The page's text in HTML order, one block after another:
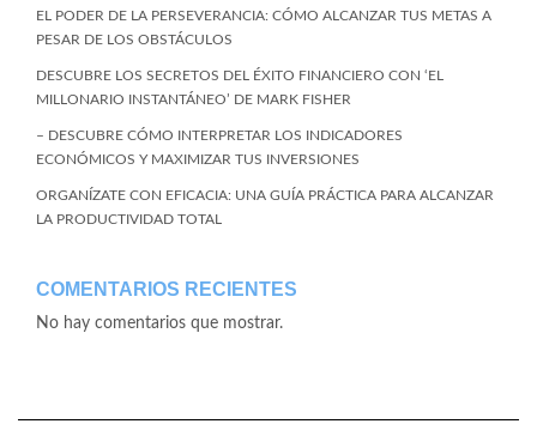
EL PODER DE LA PERSEVERANCIA: CÓMO ALCANZAR TUS METAS A
PESAR DE LOS OBSTÁCULOS
DESCUBRE LOS SECRETOS DEL ÉXITO FINANCIERO CON ‘EL
MILLONARIO INSTANTÁNEO’ DE MARK FISHER
– DESCUBRE CÓMO INTERPRETAR LOS INDICADORES
ECONÓMICOS Y MAXIMIZAR TUS INVERSIONES
ORGANÍZATE CON EFICACIA: UNA GUÍA PRÁCTICA PARA ALCANZAR
LA PRODUCTIVIDAD TOTAL
COMENTARIOS RECIENTES
No hay comentarios que mostrar.